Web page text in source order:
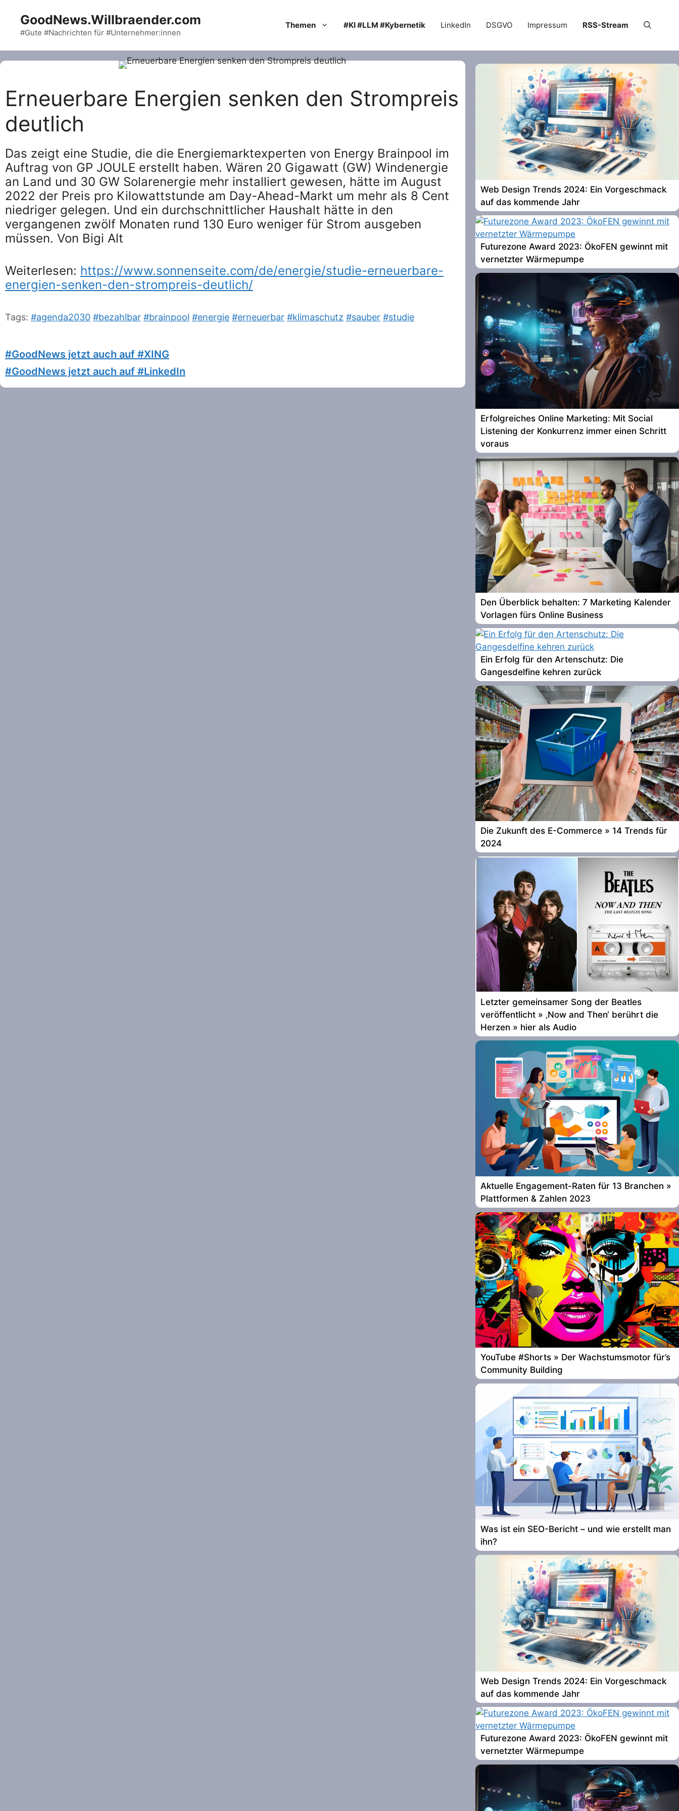
content
GoodNews.Willbraender.com
#Gute #Nachrichten für #Unternehmer:innen
Themen #KI #LLM #Kybernetik LinkedIn DSGVO Impressum RSS-Stream
Erneuerbare Energien senken den Strompreis
deutlich
Das zeigt eine Studie, die die Energiemarktexperten von Energy Brainpool im
Auftrag von GP JOULE erstellt haben. Wären 20 Gigawatt (GW) Windenergie
an Land und 30 GW Solarenergie mehr installiert gewesen, hätte im August
2022 der Preis pro Kilowattstunde am Day-Ahead-Markt um mehr als 8 Cent
niedriger gelegen. Und ein durchschnittlicher Haushalt hätte in den
vergangenen zwölf Monaten rund 130 Euro weniger für Strom ausgeben
müssen. Von Bigi Alt
Weiterlesen: https://www.sonnenseite.com/de/energie/studie-erneuerbare-
energien-senken-den-strompreis-deutlich/
Tags: #agenda2030 #bezahlbar #brainpool #energie #erneuerbar #klimaschutz #sauber #studie
#GoodNews jetzt auch auf #XING
#GoodNews jetzt auch auf #LinkedIn
Web Design Trends 2024: Ein Vorgeschmack
auf das kommende Jahr
Futurezone Award 2023: ÖkoFEN gewinnt mit
vernetzter Wärmepumpe
Erfolgreiches Online Marketing: Mit Social
Listening der Konkurrenz immer einen Schritt
voraus
Den Überblick behalten: 7 Marketing Kalender
Vorlagen fürs Online Business
Ein Erfolg für den Artenschutz: Die
Gangesdelfine kehren zurück
Die Zukunft des E-Commerce » 14 Trends für
2024
Letzter gemeinsamer Song der Beatles
veröffentlicht » ‚Now and Then‘ berührt die
Herzen » hier als Audio
Aktuelle Engagement-Raten für 13 Branchen »
Plattformen & Zahlen 2023
YouTube #Shorts » Der Wachstumsmotor für’s
Community Building
Was ist ein SEO-Bericht – und wie erstellt man
ihn?
Web Design Trends 2024: Ein Vorgeschmack
auf das kommende Jahr
Futurezone Award 2023: ÖkoFEN gewinnt mit
vernetzter Wärmepumpe